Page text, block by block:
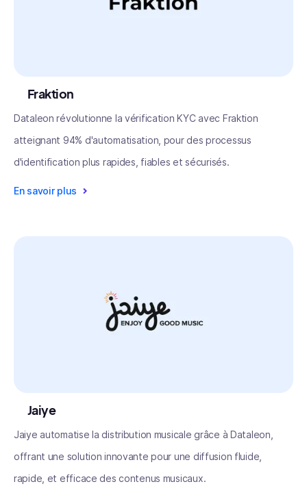
Fraktion
Dataleon révolutionne la vérification KYC avec Fraktion
atteignant 94% d'automatisation, pour des processus
d'identification plus rapides, fiables et sécurisés.
En savoir plus
Jaiye
Jaiye automatise la distribution musicale grâce à Dataleon,
offrant une solution innovante pour une diffusion fluide,
rapide, et efficace des contenus musicaux.